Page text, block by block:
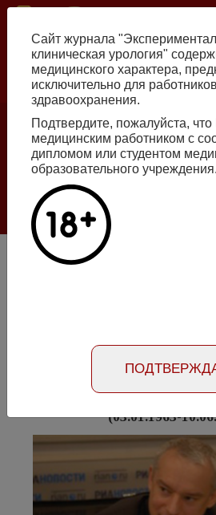
Skip
content
Number №2, 2026
Галлюцинации
в клинической урологии
Памяти Валентина
12126
Памяти Валентина
(03.01.1963-
Сайт журнала
клиническая урология"
медицинского характера,
исключительно для работников
здравоохранения.
Подтвердите, пожалуйста,
медицинским работником с
дипломом или студентом
образовательного учреждения.